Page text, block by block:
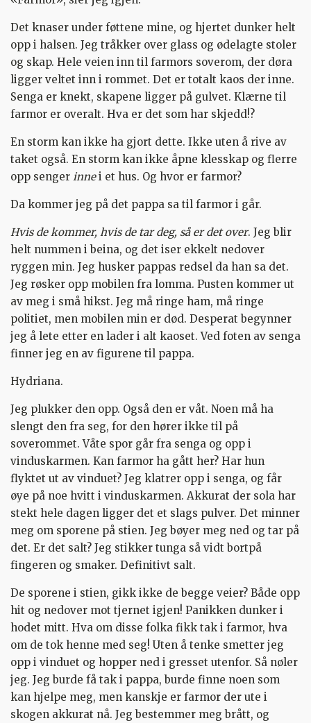
Det knaser under føttene mine, og hjertet dunker helt
opp i halsen. Jeg tråkker over glass og ødelagte stoler
og skap. Hele veien inn til farmors soverom, der døra
ligger veltet inn i rommet. Det er totalt kaos der inne.
Senga er knekt, skapene ligger på gulvet. Klærne til
farmor er overalt. Hva er det som har skjedd!?
En storm kan ikke ha gjort dette. Ikke uten å rive av
taket også. En storm kan ikke åpne klesskap og flerre
opp senger innei et hus. Og hvor er farmor?
Da kommer jeg på det pappa sa til farmor i går.
Hvis de kommer, hvis de tar deg, så er det over. Jeg blir
helt nummen i beina, og det iser ekkelt nedover
ryggen min. Jeg husker pappas redsel da han sa det.
Jeg røsker opp mobilen fra lomma. Pusten kommer ut
av meg i små hikst. Jeg må ringe ham, må ringe
politiet, men mobilen min er død. Desperat begynner
jeg å lete etter en lader i alt kaoset. Ved foten av senga
finner jeg en av figurene til pappa.
Hydriana.
Jeg plukker den opp. Også den er våt. Noen må ha
slengt den fra seg, for den hører ikke til på
soverommet. Våte spor går fra senga og opp i
vinduskarmen. Kan farmor ha gått her? Har hun
flyktet ut av vinduet? Jeg klatrer opp i senga, og får
øye på noe hvitt i vinduskarmen. Akkurat der sola har
stekt hele dagen ligger det et slags pulver. Det minner
meg om sporene på stien. Jeg bøyer meg ned og tar på
det. Er det salt? Jeg stikker tunga så vidt bortpå
fingeren og smaker. Definitivt salt.
De sporene i stien, gikk ikke de begge veier? Både opp
hit og nedover mot tjernet igjen! Panikken dunker i
hodet mitt. Hva om disse folka fikk tak i farmor, hva
om de tok henne med seg! Uten å tenke smetter jeg
opp i vinduet og hopper ned i gresset utenfor. Så nøler
jeg. Jeg burde få tak i pappa, burde finne noen som
kan hjelpe meg, men kanskje er farmor der ute i
skogen akkurat nå. Jeg bestemmer meg brått, og